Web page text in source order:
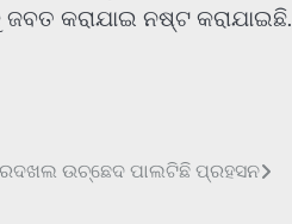
କରାଯାଇ ନଷ୍ଟ କରାଯାଇଛି.
ଉଚ୍ଛେଦ ପାଲଟିଛି ପ୍ରହସନ